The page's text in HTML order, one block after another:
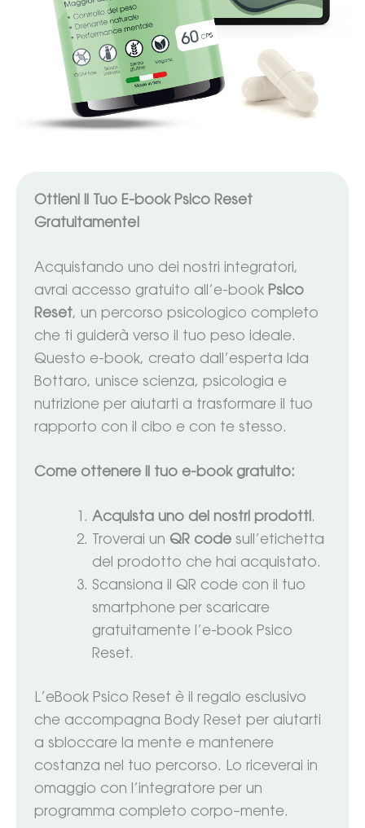
Ottieni il Tuo E-book Psico Reset
Gratuitamente!
Acquistando uno dei nostri integratori,
avrai accesso gratuito all’e-book Psico
Reset, un percorso psicologico completo
che ti guiderà verso il tuo peso ideale.
Questo e-book, creato dall’esperta Ida
Bottaro, unisce scienza, psicologia e
nutrizione per aiutarti a trasformare il tuo
rapporto con il cibo e con te stesso.
Come ottenere il tuo e-book gratuito:
Acquista uno dei nostri prodotti .
Troverai un QR code sull’etichetta
del prodotto che hai acquistato.
Scansiona il QR code con il tuo
smartphone per scaricare
gratuitamente l’e-book Psico
Reset.
L’eBook Psico Reset è il regalo esclusivo
che accompagna Body Reset per aiutarti
a sbloccare la mente e mantenere
costanza nel tuo percorso. Lo riceverai in
omaggio con l’integratore per un
programma completo corpo–mente.